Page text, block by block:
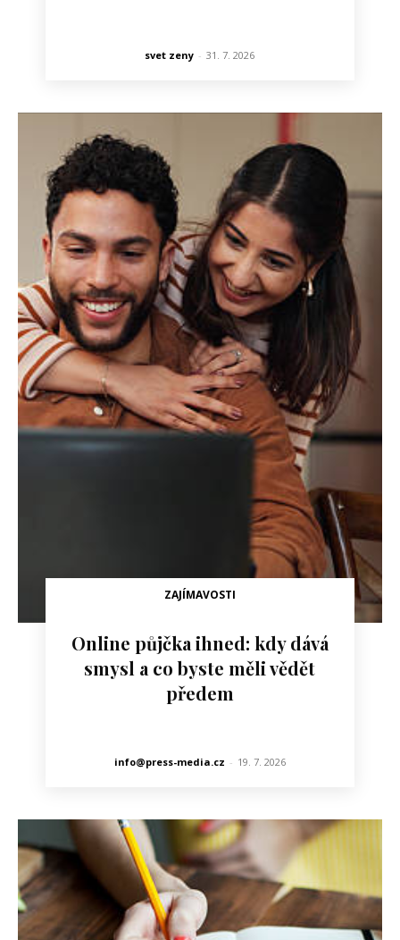
svet zeny - 31. 7. 2026
ZAJÍMAVOSTI
Online půjčka ihned: kdy dává
smysl a co byste měli vědět
předem
info@press-media.cz - 19. 7. 2026